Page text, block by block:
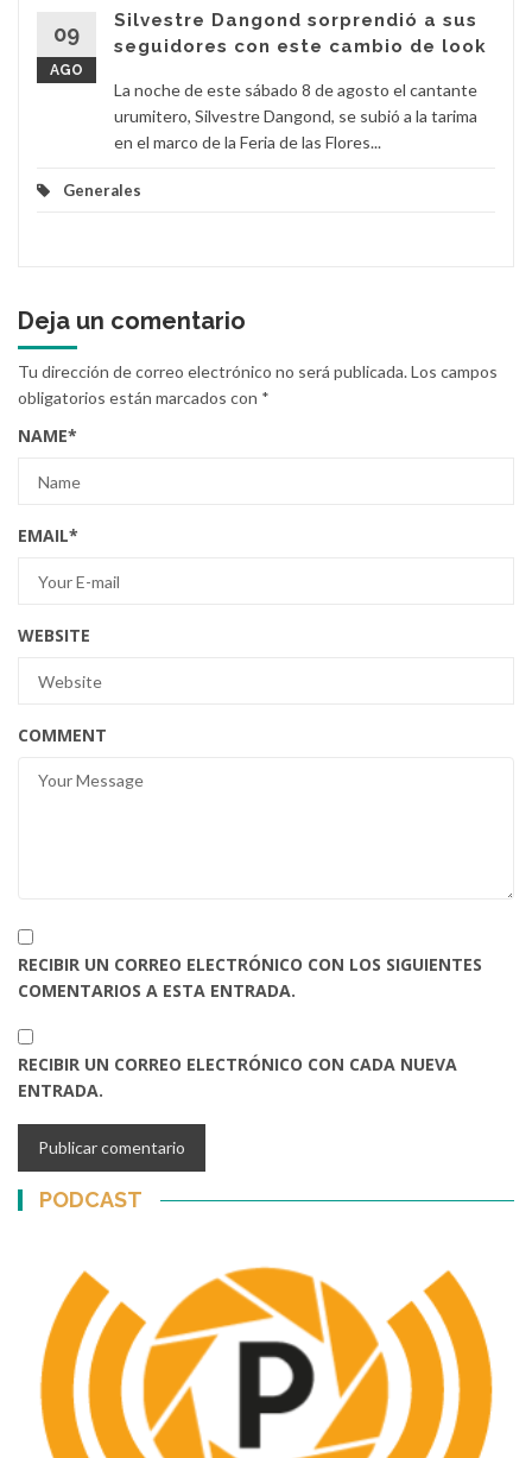
09
AGO
Silvestre Dangond sorprendió a sus
seguidores con este cambio de look
La noche de este sábado 8 de agosto el cantante
urumitero, Silvestre Dangond, se subió a la tarima
en el marco de la Feria de las Flores...
Generales
Deja un comentario
Tu dirección de correo electrónico no será publicada.Los campos
obligatorios están marcados con *
NAME*
EMAIL*
WEBSITE
COMMENT
RECIBIR UN CORREO ELECTRÓNICO CON LOS SIGUIENTES
COMENTARIOS A ESTA ENTRADA.
RECIBIR UN CORREO ELECTRÓNICO CON CADA NUEVA
ENTRADA.
PODCAST